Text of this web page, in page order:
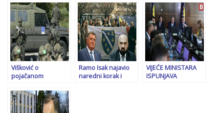
Sarajevo, poziv
Srbima podigao
buru
postupku ključnu
ulogu mogla bi
imati…
“Posebno ćemo im
reći da uđu u
strukture i područje
gdje žive Bošnjaci…”
Višković o
pojačanom
EUFOR-a u Banjoj
Luci: Odmah smo
reagirali. Cvijanović
Ramo Isak najavio
naredni korak i
VIJEĆE MINISTARA
ISPUNJAVA